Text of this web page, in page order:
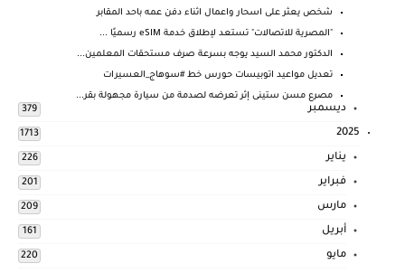
شخص يعثر على اسحار واعمال اثناء دفن عمه باحد المقابر
"المصرية للاتصالات" تستعد لإطلاق خدمة eSIM رسميًا ...
الدكتور محمد السيد يوجه بسرعة صرف مستحقات المعلمين...
تعديل مواعيد اتوبيسات حورس خط #سوهاج_العسيرات
مصرع مسن ستينى إثر تعرضه لصدمة من سيارة مجهولة بقر...
ديسمبر 379
2025
1713
يناير 226
فبراير 201
مارس 209
أبريل 161
مايو 220